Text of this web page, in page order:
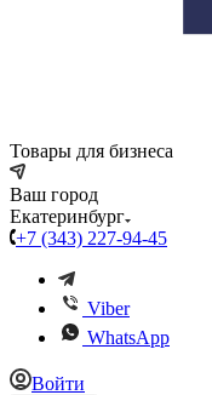
Товары для бизнеса
Ваш город
Екатеринбург
+7 (343) 227-94-45
Viber
WhatsApp
Войти